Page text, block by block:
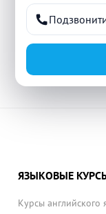
ЯЗЫКОВЫЕ
Курсы английского